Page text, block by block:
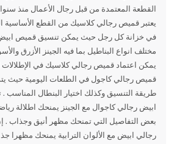
القطعة المعتمدة من قبل رجال الأعمال منذ
يعتبر قميص رجالي كلاسيك من القطع الأساسية
في خزانة كل رجل حيث يمكن تنسيق قميص
مختلف انواع البناطيل بما فيه الجينز الأزرق
يمكن اعتماد قميص رجالي كلاسيك في الإطلالات
قميص رجالي كاجول في الطلعات اليومية حيث
طريقة التنسيق وكذلك اختيار البنطال
ابيض رجالي كاجوال مع الجينز يمنحك اطلالة
بعض التفاصيل التي تمنحك مظهر أنيق وجذاب .
رجالي ابيض مع الألوان الترابية يمنحك مظهرا